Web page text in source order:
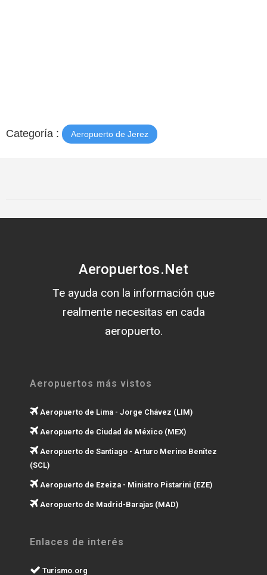
Categoría : Aeropuerto de Jerez
Aeropuertos.Net
Te ayuda con la información que
realmente necesitas en cada
aeropuerto.
Aeropuertos más vistos
Aeropuerto de Lima - Jorge Chávez (LIM)
Aeropuerto de Ciudad de México (MEX)
Aeropuerto de Santiago - Arturo Merino Benítez
(SCL)
Aeropuerto de Ezeiza - Ministro Pistarini (EZE)
Aeropuerto de Madrid-Barajas (MAD)
Enlaces de interés
Turismo.org